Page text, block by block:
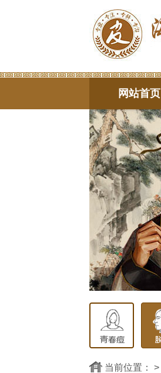
网站首页
当前位置： >